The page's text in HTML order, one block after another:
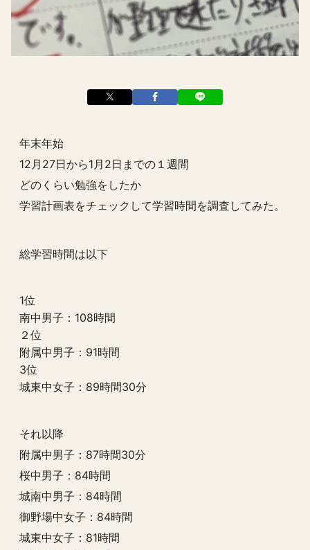
年末年始
12月27日から1月2日までの１週間
どのくらい勉強をしたか
学習計画表をチェックして学習時間を調査してみた。
総学習時間は以下
1位
南中男子： 108時間
２位
附属中男子：91時間
3位
城東中女子：89時間30分
それ以降
附属中男子：87時間30分
桜中男子：84時間
城南中男子：84時間
御野場中女子：84時間
城東中女子：81時間